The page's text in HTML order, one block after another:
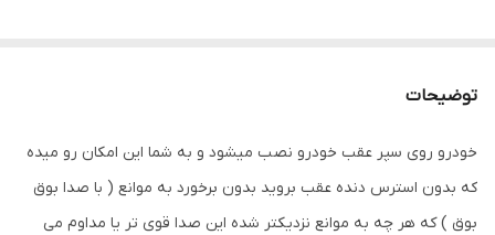
توضیحات
خودرو روی سپر عقب خودرو نصب میشود و به شما این امکان رو میده
که بدون استرس دنده عقب بروید بدون برخورد به موانع ( با صدا بوق
بوق ) که هر چه به موانع نزدیکتر شده این صدا قوی تر یا مداوم می